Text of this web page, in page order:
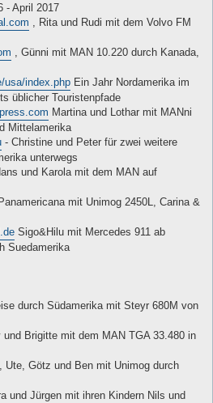
- April 2017
, Rita und Rudi mit dem Volvo FM
, Günni mit MAN 10.220 durch Kanada,
usa/index.php Ein Jahr Nordamerika im
üblicher Touristenpfade
Martina und Lothar mit MANni
Mittelamerika
- Christine und Peter für zwei weitere
unterwegs
und Karola mit dem MAN auf
mit Unimog 2450L, Carina &
Sigo&Hilu mit Mercedes 911 ab
Suedamerika
durch Südamerika mit Steyr 680M von
und Brigitte mit dem MAN TGA 33.480 in
, Ute, Götz und Ben mit Unimog durch
und Jürgen mit ihren Kindern Nils und